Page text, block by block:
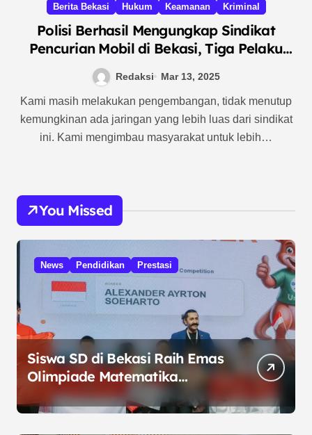
Berita Bekasi Hukum Keamanan Kriminal
Polisi Berhasil Mengungkap Sindikat
Pencurian Mobil di Bekasi, Tiga Pelaku
Redaksi Mar 13, 2025
Kami masih melakukan pengembangan, tidak menutup
kemungkinan ada jaringan yang lebih luas dari sindikat
ini. Kami mengimbau masyarakat untuk lebih…
You Missed
News Pendidikan Prestasi
Siswa SD di Bekasi Raih Emas
Olimpiade Matematika
Internasional di Malaysia